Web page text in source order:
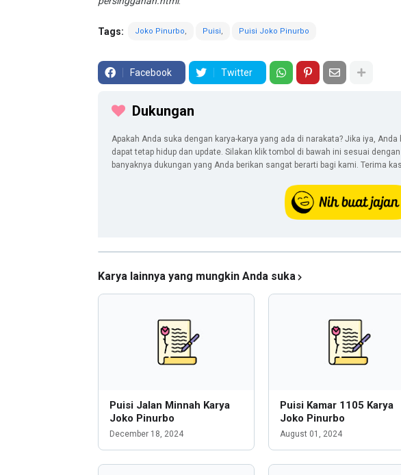
Tags: Joko Pinurbo Puisi Puisi Joko Pinurbo
Facebook Twitter
Dukungan
Apakah Anda suka dengan karya-karya yang ada di narakata? Jika iya,
dapat tetap hidup dan update. Silakan klik tombol di bawah ini sesuai
banyaknya dukungan yang Anda berikan sangat berarti bagi kami. Terima
Karya lainnya yang mungkin Anda suka
Puisi Jalan Minnah Karya
Joko Pinurbo
December 18, 2024
Puisi Kamar 1105 Karya
Joko Pinurbo
August 01, 2024